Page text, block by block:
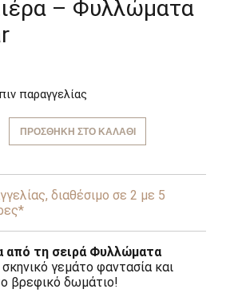
– Φυλλώματα
παραγγελίας
ΠΡΟΣΘΉΚΗ ΣΤΟ ΚΑΛΆΘΙ
διαθέσιμο σε 2 με 5
από τη σειρά Φυλλώματα
σκηνικό γεμάτο φαντασία και
βρεφικό δωμάτιο!